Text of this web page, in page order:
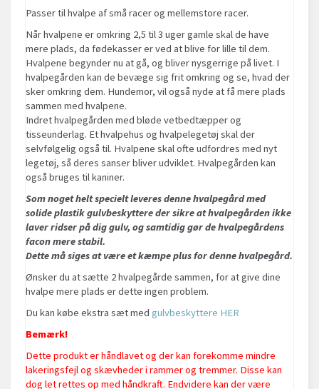
Passer til hvalpe af små racer og mellemstore racer.
Når hvalpene er omkring 2,5 til 3 uger gamle skal de have
mere plads, da fødekasser er ved at blive for lille til dem.
Hvalpene begynder nu at gå, og bliver nysgerrige på livet. I
hvalpegården kan de bevæge sig frit omkring og se, hvad der
sker omkring dem. Hundemor, vil også nyde at få mere plads
sammen med hvalpene.
Indret hvalpegården med bløde vetbedtæpper og
tisseunderlag. Et hvalpehus og hvalpelegetøj skal der
selvfølgelig også til. Hvalpene skal ofte udfordres med nyt
legetøj, så deres sanser bliver udviklet. Hvalpegården kan
også bruges til kaniner.
Som noget helt specielt leveres denne hvalpegård med
solide plastik gulvbeskyttere der sikre at hvalpegården ikke
laver ridser på dig gulv, og samtidig gør de hvalpegårdens
facon mere stabil.
Dette må siges at være et kæmpe plus for denne hvalpegård.
Ønsker du at sætte 2 hvalpegårde sammen, for at give dine
hvalpe mere plads er dette ingen problem.
Du kan købe ekstra sæt med gulvbeskyttere HER
Bemærk!
Dette produkt er håndlavet og der kan forekomme mindre
lakeringsfejl og skævheder i rammer og tremmer. Disse kan
dog let rettes op med håndkraft. Endvidere kan der være